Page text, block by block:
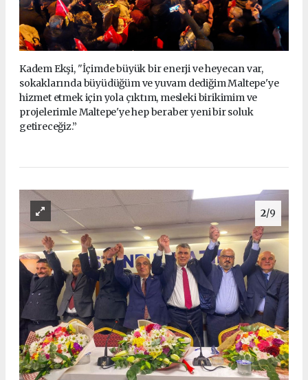
Kadem Ekşi, "İçimde büyük bir enerji ve heyecan var,
sokaklarında büyüdüğüm ve yuvam dediğim Maltepe'ye
hizmet etmek için yola çıktım, mesleki birikimim ve
projelerimle Maltepe'ye hep beraber yeni bir soluk
getireceğiz.”
2/9